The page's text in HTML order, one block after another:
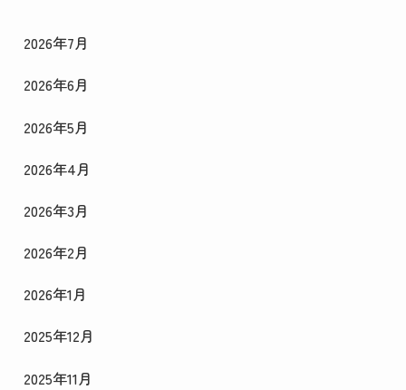
2026年7月
2026年6月
2026年5月
2026年4月
2026年3月
2026年2月
2026年1月
2025年12月
2025年11月